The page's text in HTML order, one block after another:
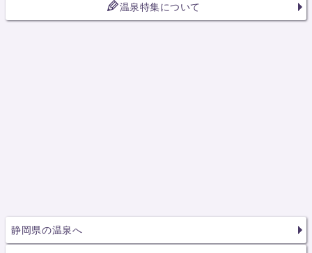
温泉特集について
静岡県の温泉へ